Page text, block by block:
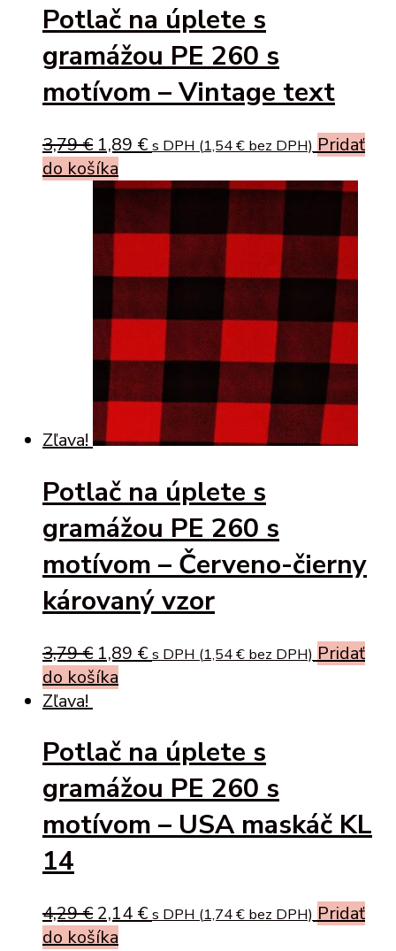
Potlač na úplete s
gramážou PE 260 s
motívom – Vintage text
3,79€ Original
price
was:
3,79 €.
1,89 €Current
is:
1,89 €.
s DPH (1,54€ bez DPH) Pridať
do košíka
Zľava!
Potlač na úplete s
gramážou PE 260 s
motívom – Červeno-čierny
károvaný vzor
3,79€ Original
price
1,89 €Current
s DPH (1,54€ bez DPH) Pridať
do košíka
Zľava!
Potlač na úplete s
gramážou PE 260 s
motívom – USA maskáč KL
14
4,29€ Original
price
2,14 €Current
s DPH (1,74€ bez DPH) Pridať
do košíka